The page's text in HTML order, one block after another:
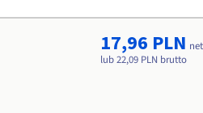
17,96 PLN
lub 22,09 PLN brutto